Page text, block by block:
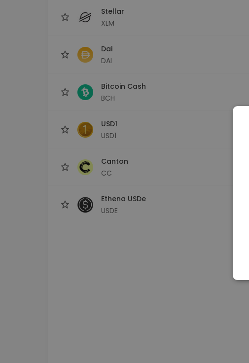
Stellar
XLM
Dai
DAI
Bitcoin Cash
BCH
USD1
USD1
Canton
CC
Ethena USDe
USDE